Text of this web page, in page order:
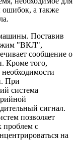
ошибок, а также
Поставив
"ВКЛ",
сообщение о
Кроме того,
При
система
сигнал.
позволяет
проблем с
на